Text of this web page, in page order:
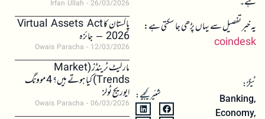
یہ خبر تفصیل سے یہاں پڑھی جا سکتی ہے:
coindesk
ٹیگز:
Banking,
Economy,
شئیر کیجیے:
Irfan Ullah 26/03/2026
پاکستان کا Virtual Assets Act
2026 – جائزہ
Owais Paracha 12/03/2026
مارکیٹ ٹرینڈز (Market
Trends) کیا ہوتے ہیں؟ 4 موونگ
ایوریج ٹولز
Owais Paracha 06/03/2026